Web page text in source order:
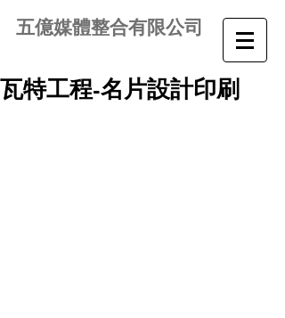
五億媒體整合有限公司
瓦特工程-名片設計印刷